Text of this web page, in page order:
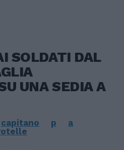
SOLDATI DAL
UNA SEDIA A
capitano p
a